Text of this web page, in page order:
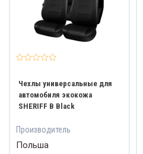
Чехлы универсальные для
автомобиля экокожа
SHERIFF B Black
Производитель
Польша